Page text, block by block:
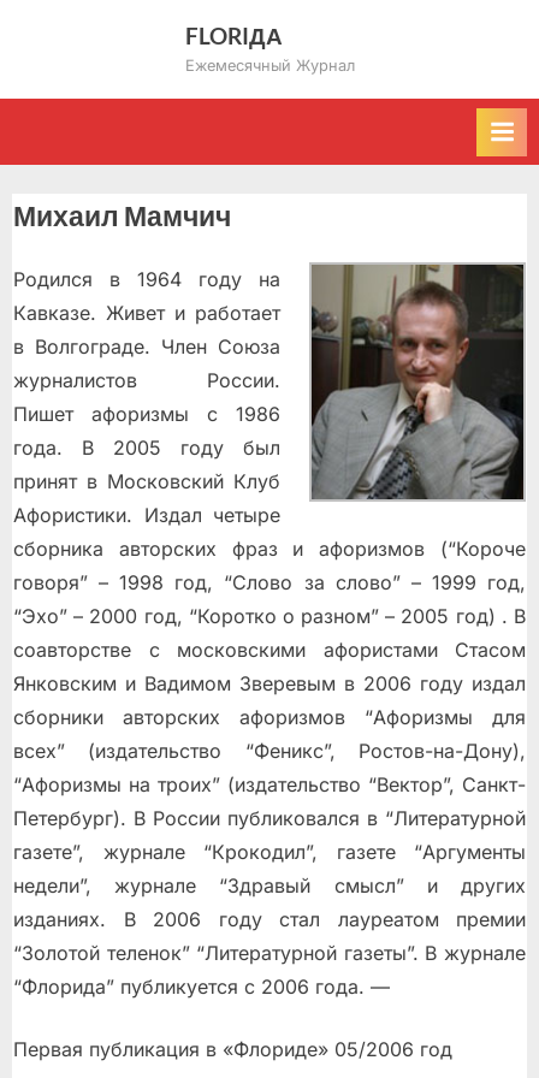
FLORIДА
Ежемесячный Журнал
Михаил Мамчич
Родился в 1964 году на
Кавказе. Живет и работает
в Волгограде. Член Союза
журналистов России.
Пишет афоризмы с 1986
года. В 2005 году был
принят в Московский Клуб
Афористики. Издал четыре
сборника авторских фраз и афоризмов (“Короче
говоря” – 1998 год, “Слово за слово” – 1999 год,
“Эхо” – 2000 год, “Коротко о разном” – 2005 год) . В
соавторстве с московскими афористами Стасом
Янковским и Вадимом Зверевым в 2006 году издал
сборники авторских афоризмов “Афоризмы для
всех” (издательство “Феникс”, Ростов-на-Дону),
“Афоризмы на троих” (издательство “Вектор”, Санкт-
Петербург). В России публиковался в “Литературной
газете”, журнале “Крокодил”, газете “Аргументы
недели”, журнале “Здравый смысл” и других
изданиях. В 2006 году стал лауреатом премии
“Золотой теленок” “Литературной газеты”. B журнале
“Флорида” публикуется c 2006 года. —
Первая публикация в «Флориде» 05/2006 год